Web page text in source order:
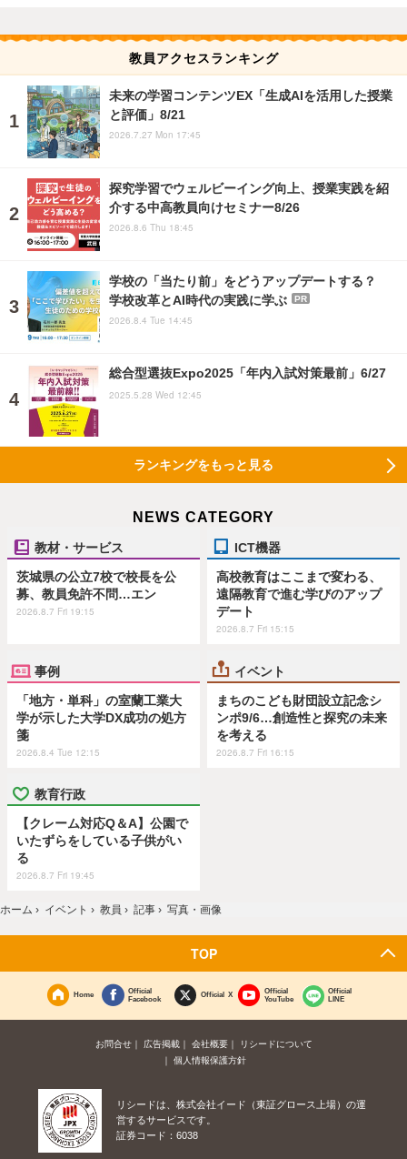
教員アクセスランキング
未来の学習コンテンツEX「生成AIを活用した授業
と評価」8/21
2026.7.27 Mon 17:45
探究学習でウェルビーイング向上、授業実践を紹
介する中高教員向けセミナー8/26
2026.8.6 Thu 18:45
学校の「当たり前」をどうアップデートする？
学校改革とAI時代の実践に学ぶ
PR
2026.8.4 Tue 14:45
総合型選抜Expo2025「年内入試対策最前」6/27
2025.5.28 Wed 12:45
ランキングをもっと見る
NEWS CATEGORY
教材・サービス
茨城県の公立7校で校長を公
募、教員免許不問…エン
2026.8.7 Fri 19:15
ICT機器
高校教育はここまで変わる、
遠隔教育で進む学びのアップ
デート
2026.8.7 Fri 15:15
事例
「地方・単科」の室蘭工業大
学が示した大学DX成功の処方
箋
2026.8.4 Tue 12:15
イベント
まちのこども財団設立記念シ
ンポ9/6…創造性と探究の未来
を考える
2026.8.7 Fri 16:15
教育行政
【クレーム対応Q＆A】公園で
いたずらをしている子供がい
る
2026.8.7 Fri 19:45
ホーム › イベント › 教員 › 記事 › 写真・画像
TOP
Home
Official
Facebook
Official X
Official
YouTube
Official
LINE
お問合せ 広告掲載 会社概要
リシードについて
個人情報保護方針
リシードは、株式会社イード（東証グロース上場）の運
営するサービスです。
証券コード：6038